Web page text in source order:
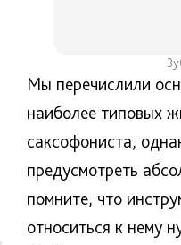
Мы перечислили
наиболее типовых
саксофониста,
предусмотреть
помните, что
относиться к нему